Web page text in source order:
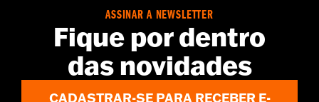
ASSINAR A NEWSLETTER
Fique por dentro
das novidades
CADASTRAR-SE PARA RECEBER E-